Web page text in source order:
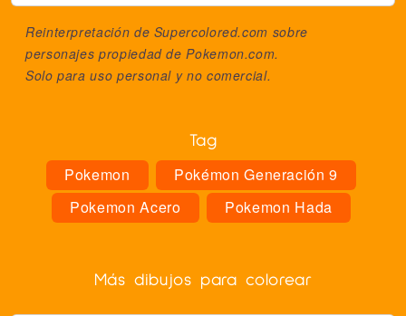
Reinterpretación de Supercolored.com sobre
personajes propiedad dePokemon.com.
Solo para uso personal y no comercial.
Tag
Pokemon
Pokémon Generación 9
Pokemon Acero
Pokemon Hada
Más dibujos para colorear